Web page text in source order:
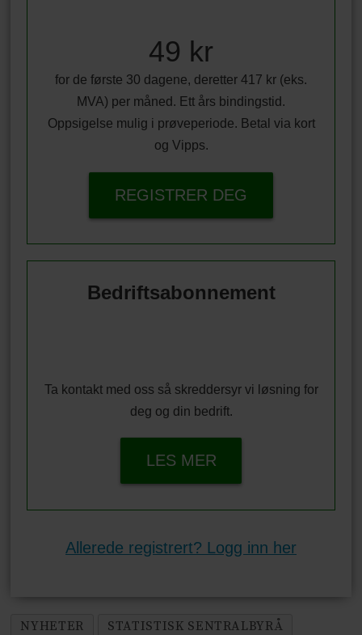
49 kr
for de første 30 dagene, deretter 417 kr (eks.
MVA) per måned. Ett års bindingstid.
Oppsigelse mulig i prøveperiode. Betal via kort
og Vipps.
REGISTRER DEG
Bedriftsabonnement
Ta kontakt med oss så skreddersyr vi løsning for
deg og din bedrift.
LES MER
Allerede registrert? Logg inn her
NYHETER
STATISTISK SENTRALBYRÅ